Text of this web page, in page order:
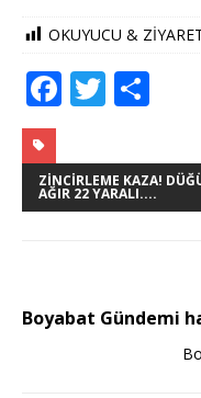
OKUYUCU &
F
c
e
o
k
T
it
te
ar
e
ZINCIRLEME KAZA!
AĞIR 22 YARALI....
Boyabat Gündemi